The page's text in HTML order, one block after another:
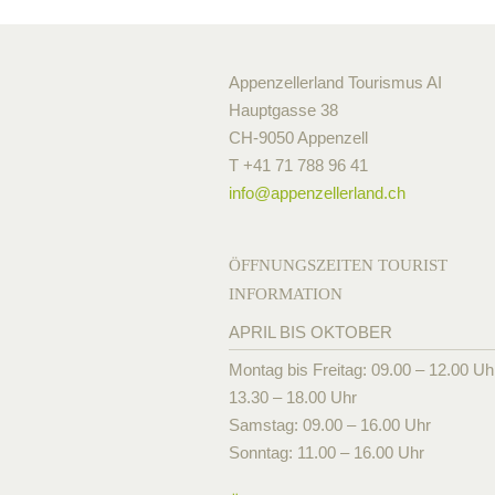
Appenzellerland Tourismus AI
Hauptgasse 38
CH-9050 Appenzell
T +41 71 788 96 41
info@appenzellerland.ch
ÖFFNUNGSZEITEN TOURIST
INFORMATION
APRIL BIS OKTOBER
Montag bis Freitag: 09.00 – 12.00
13.30 – 18.00 Uhr
Samstag: 09.00 – 16.00 Uhr
Sonntag: 11.00 – 16.00 Uhr